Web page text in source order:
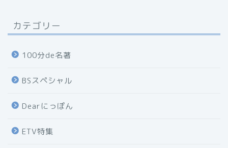
カテゴリー
100分de名著
BSスペシャル
Dearにっぽん
ETV特集